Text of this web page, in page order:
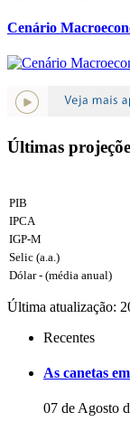
Cenário
Últimas
PIB
IPCA
IGP-M
Selic (a.a.)
Dólar - (média anual)
Última atualização:
Recentes
As canetas
07 de Agosto